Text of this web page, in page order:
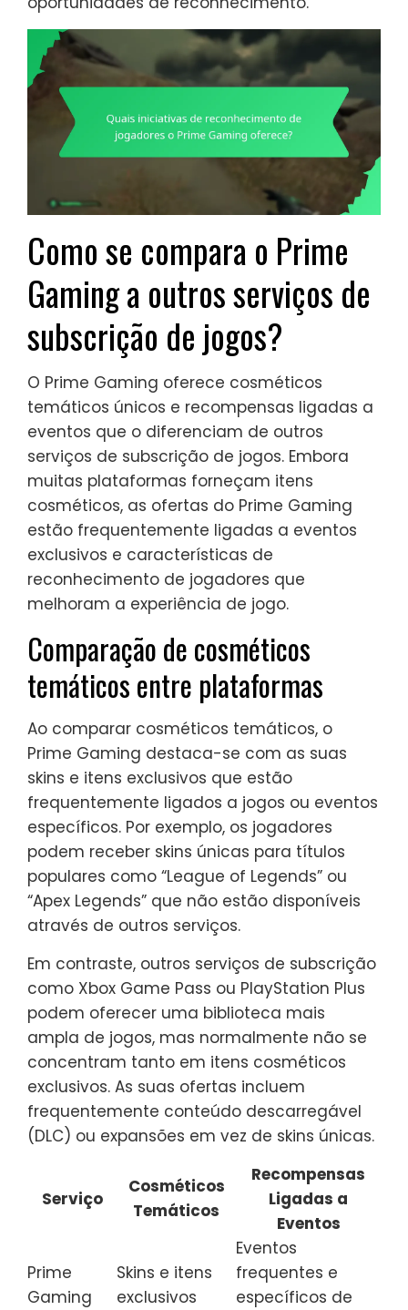
Como se compara o Prime
Gaming a outros serviços de
subscrição de jogos?
O Prime Gaming oferece cosméticos
temáticos únicos e recompensas ligadas a
eventos que o diferenciam de outros
serviços de subscrição de jogos. Embora
muitas plataformas forneçam itens
cosméticos, as ofertas do Prime Gaming
estão frequentemente ligadas a eventos
exclusivos e características de
reconhecimento de jogadores que
melhoram a experiência de jogo.
Comparação de cosméticos
temáticos entre plataformas
Ao comparar cosméticos temáticos, o
Prime Gaming destaca-se com as suas
skins e itens exclusivos que estão
frequentemente ligados a jogos ou eventos
específicos. Por exemplo, os jogadores
podem receber skins únicas para títulos
populares como “League of Legends” ou
“Apex Legends” que não estão disponíveis
através de outros serviços.
Em contraste, outros serviços de subscrição
como Xbox Game Pass ou PlayStation Plus
podem oferecer uma biblioteca mais
ampla de jogos, mas normalmente não se
concentram tanto em itens cosméticos
exclusivos. As suas ofertas incluem
frequentemente conteúdo descarregável
(DLC) ou expansões em vez de skins únicas.
Serviço
Cosméticos
Temáticos
Recompensas
Ligadas a
Eventos
Prime
Gaming
Skins e itens
exclusivos
Eventos
frequentes e
específicos de